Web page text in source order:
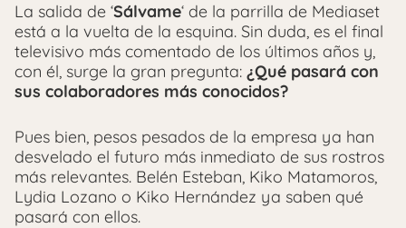
La salida de ‘Sálvame‘ de la parrilla de Mediaset
está a la vuelta de la esquina. Sin duda, es el final
televisivo más comentado de los últimos años y,
con él, surge la gran pregunta: ¿Qué pasará con
sus colaboradores más conocidos?
Pues bien, pesos pesados de la empresa ya han
desvelado el futuro más inmediato de sus rostros
más relevantes. Belén Esteban, Kiko Matamoros,
Lydia Lozano o Kiko Hernández ya saben qué
pasará con ellos.